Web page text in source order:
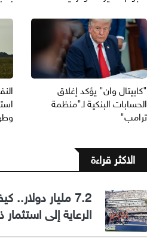
"كابيتال وان" يؤكد إغلاق
الحسابات البنكية لـ"منظمة
ترامب"
الاكثر قراءة
7.2 مليار
الرعاية إلى